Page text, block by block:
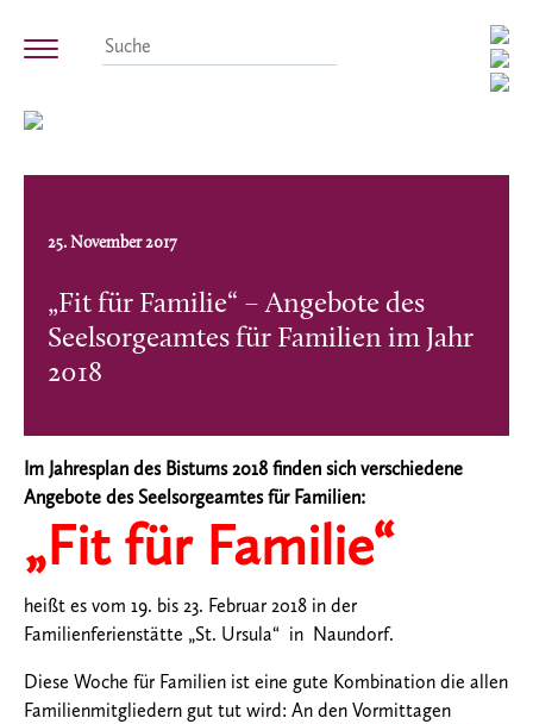
25. November 2017
„Fit für Familie“ – Angebote des
Seelsorgeamtes für Familien im Jahr
2018
Im Jahresplan des Bistums 2018 finden sich verschiedene
Angebote des Seelsorgeamtes für Familien:
„Fit für Familie“
heißt es vom 19. bis 23. Februar 2018 in der
Familienferienstätte „St. Ursula“ in Naundorf.
Diese Woche für Familien ist eine gute Kombination die allen
Familienmitgliedern gut tut wird: An den Vormittagen